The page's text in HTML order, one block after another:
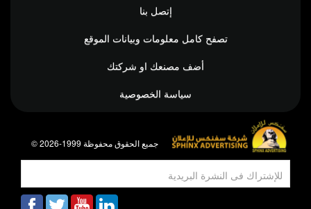
إتصل بنا
تصفح كامل معلومات وبيانات الموقع
أضف مصنعك او شركتك
سياسة الخصوصية
© جميع الحقوق محفوظة 1999-2026